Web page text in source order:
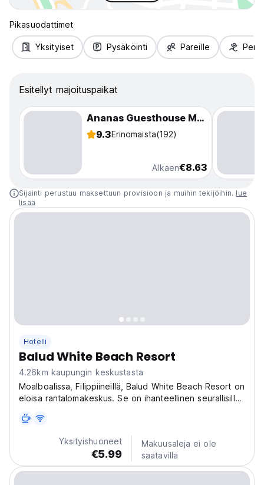
Pikasuodattimet
Yksityiset Pysäköinti Pareille
Esitellyt majoituspaikat
Ananas Guesthouse Moalboal
9.3Erinomaista(192)
Alkaen€8.63
Sijainti perustuu maksettuun provisioon ja muihin tekijöihin. lue
lisää
Hotelli
Balud White Beach Resort
4.26km kaupungin keskustasta
Moalboalissa, Filippiineillä, Balud White Beach Resort on
eloisa rantalomakeskus. Se on ihanteellinen seurallisille
yksi Moalboalin parhaista lomakohteista sukellukseen ja
snorklaukseen. (Auto-translated...
Yksityishuoneet
€5.99
Makuusaleja ei ole
saatavilla